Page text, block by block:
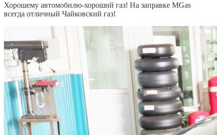
Хорошему автомобилю-хороший газ! На заправке MGas
всегда отличный Чайковский газ!